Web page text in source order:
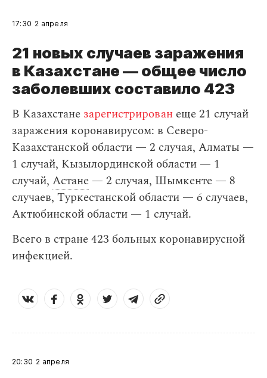
17:30 2 апреля
21 новых случаев заражения
в Казахстане — общее число
заболевших составило 423
В Казахстане зарегистрирован еще 21 случай
заражения коронавирусом: в Северо-
Казахстанской области — 2 случая, Алматы —
1 случай, Кызылординской области — 1
случай, Астане — 2 случая, Шымкенте — 8
случаев, Туркестанской области — 6 случаев,
Актюбинской области — 1 случай.
Всего в стране 423 больных коронавирусной
инфекцией.
20:30 2 апреля